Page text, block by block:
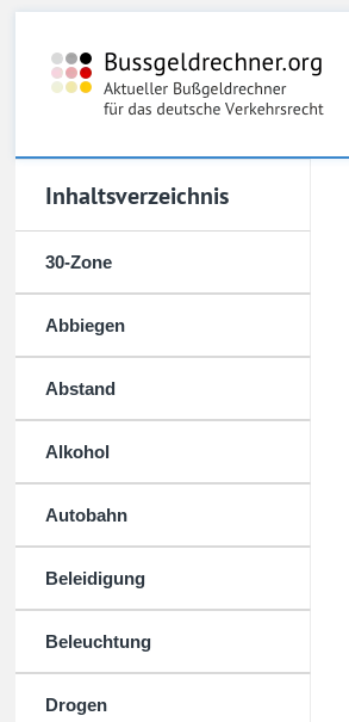
Inhaltsverzeichnis
30-Zone
Abbiegen
Abstand
Alkohol
Autobahn
Beleidigung
Beleuchtung
Drogen